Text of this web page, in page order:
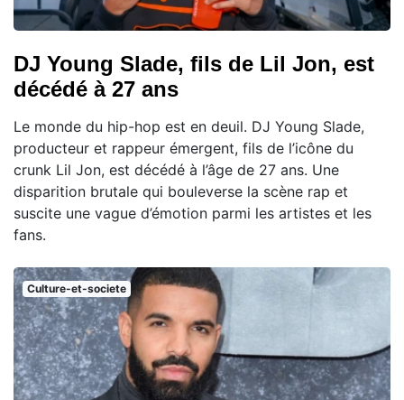
DJ Young Slade, fils de Lil Jon, est
décédé à 27 ans
Le monde du hip-hop est en deuil. DJ Young Slade,
producteur et rappeur émergent, fils de l’icône du
crunk Lil Jon, est décédé à l’âge de 27 ans. Une
disparition brutale qui bouleverse la scène rap et
suscite une vague d’émotion parmi les artistes et les
fans.
Culture-et-societe